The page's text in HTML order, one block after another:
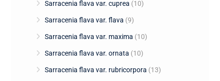
Sarracenia flava var. cuprea (10)
Sarracenia flava var. flava (9)
Sarracenia flava var. maxima (10)
Sarracenia flava var. ornata (10)
Sarracenia flava var. rubricorpora (13)